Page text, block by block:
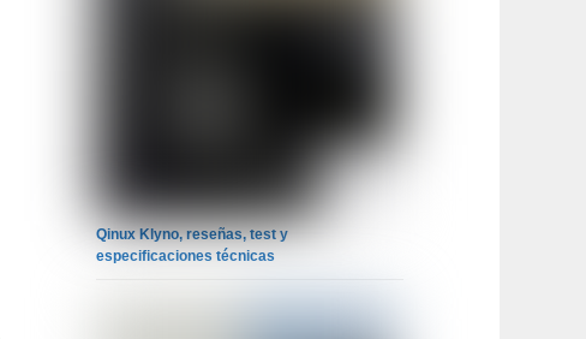
Qinux Klyno, reseñas, test y
especificaciones técnicas